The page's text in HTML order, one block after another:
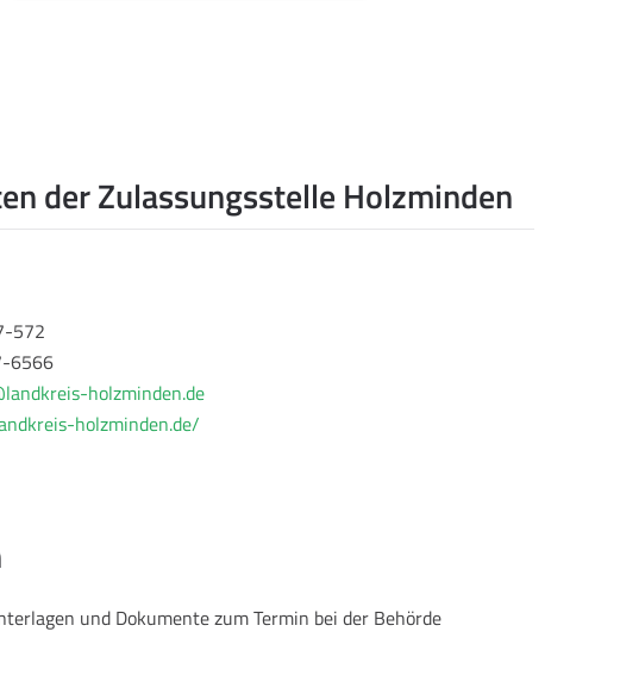
der Zulassungsstelle Holzminden
572
6566
holzminden.de
holzminden.de/
und Dokumente zum Termin bei der Behörde